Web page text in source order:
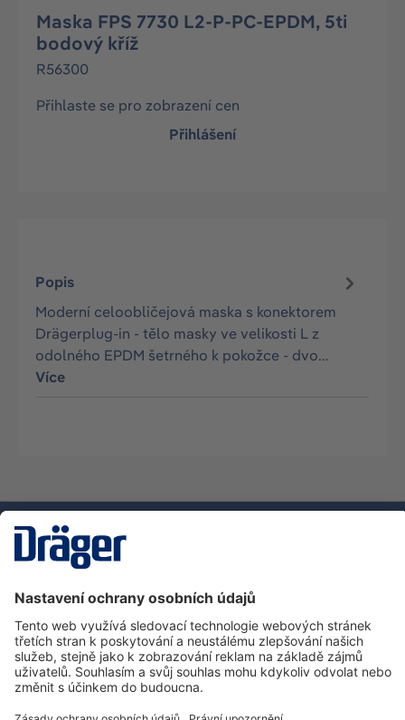
Maska FPS 7730 L2-P-PC-EPDM, 5ti
bodový kříž
R56300
Přihlaste se pro zobrazení cen
Přihlášení
Popis
Moderní celoobličejová maska s konektorem
Drägerplug-in - tělo masky ve velikosti L z
odolného EPDM šetrného k pokožce - dvo…
Více
Zákaznická infolinka
O společnosti Dräger
Informace